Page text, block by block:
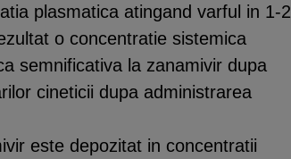
plasmatica atingand varful in 1-2
o concentratie sistemica
semnificativa la zanamivir dupa
cineticii dupa administrarea
este depozitat in concentratii